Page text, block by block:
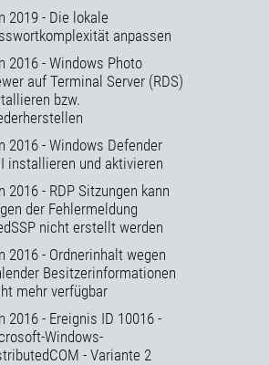
2019 - Die lokale
anpassen
2016 - Windows Photo
auf Terminal Server (RDS)
bzw.
2016 - Windows Defender
installieren und aktivieren
2016 - RDP Sitzungen kann
der Fehlermeldung
nicht erstellt werden
2016 - Ordnerinhalt wegen
Besitzerinformationen
mehr verfügbar
2016 - Ereignis ID 10016 -
Windows-
- Variante 2